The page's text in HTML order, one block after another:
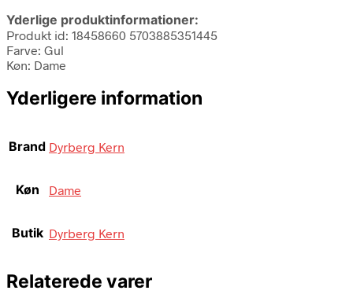
Yderlige produktinformationer:
Produkt id: 18458660 5703885351445
Farve: Gul
Køn: Dame
Yderligere information
Brand Dyrberg Kern
Køn Dame
Butik Dyrberg Kern
Relaterede varer